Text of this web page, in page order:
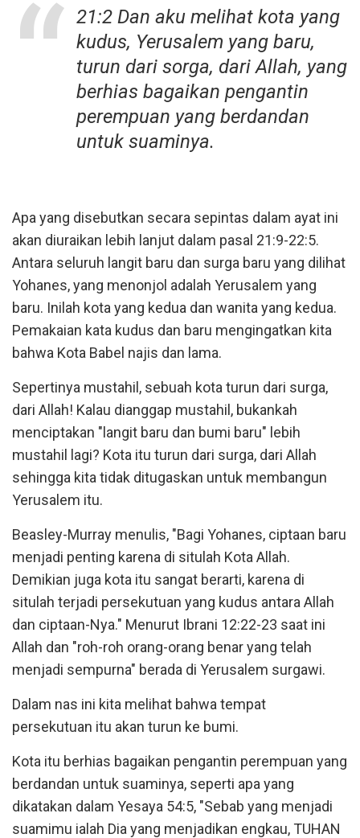
21:2 Dan aku melihat kota yang
kudus, Yerusalem yang baru,
turun dari sorga, dari Allah, yang
berhias bagaikan pengantin
perempuan yang berdandan
untuk suaminya.
Apa yang disebutkan secara sepintas dalam ayat ini
akan diuraikan lebih lanjut dalam pasal 21:9-22:5.
Antara seluruh langit baru dan surga baru yang dilihat
Yohanes, yang menonjol adalah Yerusalem yang
baru. Inilah kota yang kedua dan wanita yang kedua.
Pemakaian kata kudus dan baru mengingatkan kita
bahwa Kota Babel najis dan lama.
Sepertinya mustahil, sebuah kota turun dari surga,
dari Allah! Kalau dianggap mustahil, bukankah
menciptakan "langit baru dan bumi baru" lebih
mustahil lagi? Kota itu turun dari surga, dari Allah
sehingga kita tidak ditugaskan untuk membangun
Yerusalem itu.
Beasley-Murray menulis, "Bagi Yohanes, ciptaan baru
menjadi penting karena di situlah Kota Allah.
Demikian juga kota itu sangat berarti, karena di
situlah terjadi persekutuan yang kudus antara Allah
dan ciptaan-Nya." Menurut Ibrani 12:22-23 saat ini
Allah dan "roh-roh orang-orang benar yang telah
menjadi sempurna" berada di Yerusalem surgawi.
Dalam nas ini kita melihat bahwa tempat
persekutuan itu akan turun ke bumi.
Kota itu berhias bagaikan pengantin perempuan yang
berdandan untuk suaminya, seperti apa yang
dikatakan dalam Yesaya 54:5, "Sebab yang menjadi
suamimu ialah Dia yang menjadikan engkau, TUHAN